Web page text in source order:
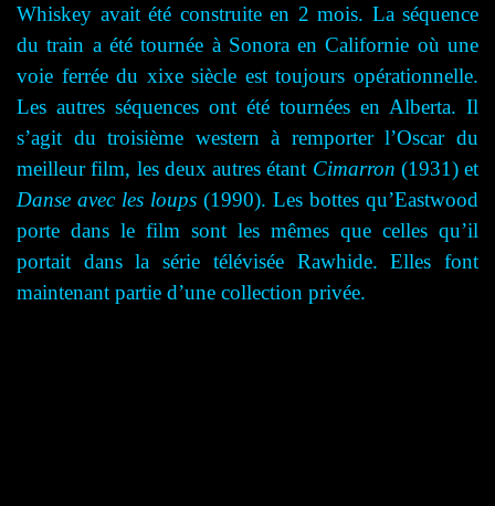
Whiskey avait été construite en 2 mois. La séquence
du train a été tournée à Sonora en Californie où une
voie ferrée du xixe siècle est toujours opérationnelle.
Les autres séquences ont été tournées en Alberta. Il
s’agit du troisième western à remporter l’Oscar du
meilleur film, les deux autres étant Cimarron (1931) et
Danse avec les loups (1990). Les bottes qu’Eastwood
porte dans le film sont les mêmes que celles qu’il
portait dans la série télévisée Rawhide. Elles font
maintenant partie d’une collection privée.